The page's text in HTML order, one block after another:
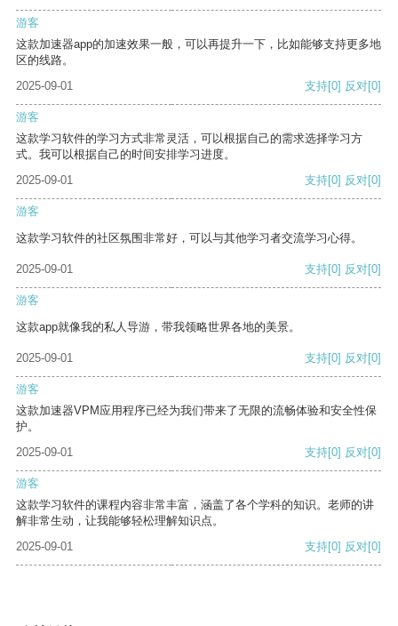
游客
这款加速器app的加速效果一般，可以再提升一下，比如能够支持更多地
区的线路。
2025-09-01
支持[0] 反对[0]
游客
这款学习软件的学习方式非常灵活，可以根据自己的需求选择学习方
式。我可以根据自己的时间安排学习进度。
2025-09-01
支持[0] 反对[0]
游客
这款学习软件的社区氛围非常好，可以与其他学习者交流学习心得。
2025-09-01 支持[0] 反对[0]
游客
这款app就像我的私人导游，带我领略世界各地的美景。
2025-09-01 支持[0] 反对[0]
游客
这款加速器VPM应用程序已经为我们带来了无限的流畅体验和安全性保
护。
2025-09-01
支持[0] 反对[0]
游客
这款学习软件的课程内容非常丰富，涵盖了各个学科的知识。老师的讲
解非常生动，让我能够轻松理解知识点。
2025-09-01
支持[0] 反对[0]